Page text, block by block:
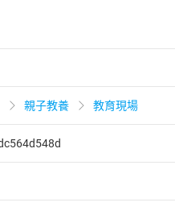
親子教養 教育現場